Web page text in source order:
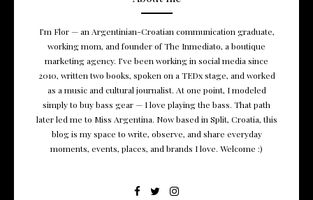
I’m Flor — an Argentinian-Croatian communication graduate,
working mom, and founder of The Inmediato, a boutique
marketing agency. I’ve been working in social media since
2010, written two books, spoken on a TEDx stage, and worked
as a music and cultural journalist. At one point, I modeled
simply to buy bass gear — I love playing the bass. That path
later led me to Miss Argentina. Now based in Split, Croatia, this
blog is my space to write, observe, and share everyday
moments, events, places, and brands I love. Welcome :)